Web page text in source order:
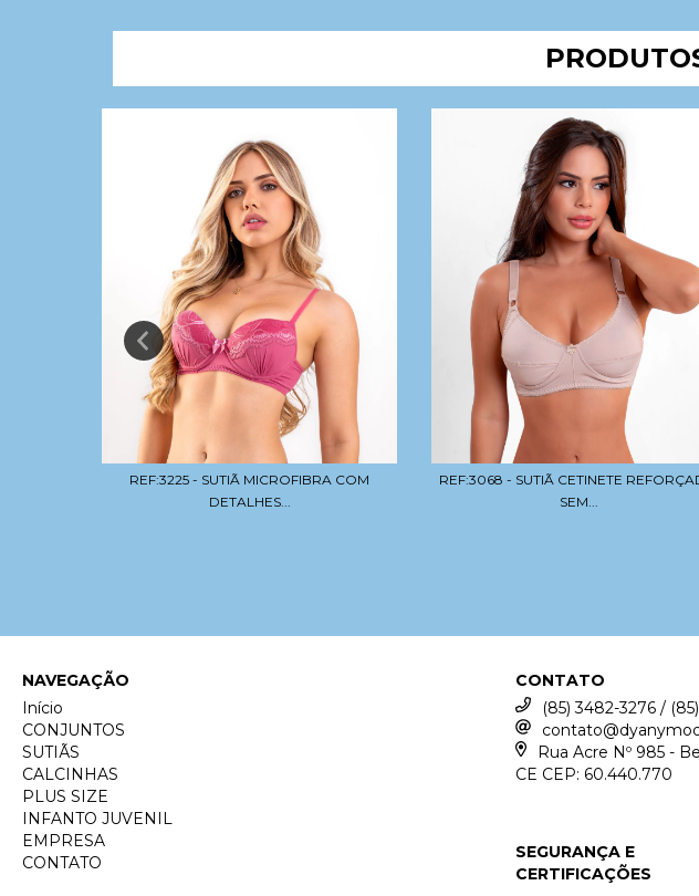
REF:3225 - SUTIÃ MICROFIBRA COM
DETALHES...
REF:3068 - SUTIÃ CETINETE
SEM...
NAVEGAÇÃO
Início
CONJUNTOS
SUTIÃS
CALCINHAS
PLUS SIZE
INFANTO JUVENIL
EMPRESA
CONTATO
CONTATO
(85) 3482-3276 /
Rua Acre Nº 985 -
CE CEP: 60.440.770
SEGURANÇA E
CERTIFICAÇÕES